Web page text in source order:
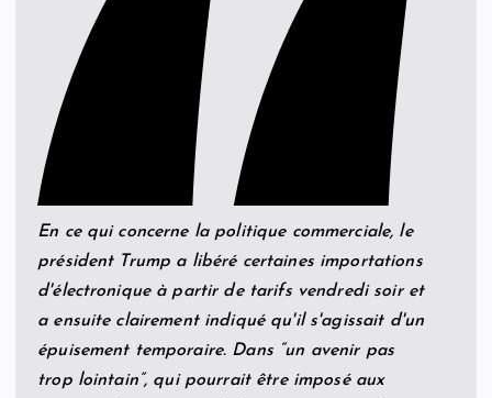
En ce qui concerne la politique commerciale, le
président Trump a libéré certaines importations
d'électronique à partir de tarifs vendredi soir et
a ensuite clairement indiqué qu'il s'agissait d'un
épuisement temporaire. Dans “un avenir pas
trop lointain”, qui pourrait être imposé aux